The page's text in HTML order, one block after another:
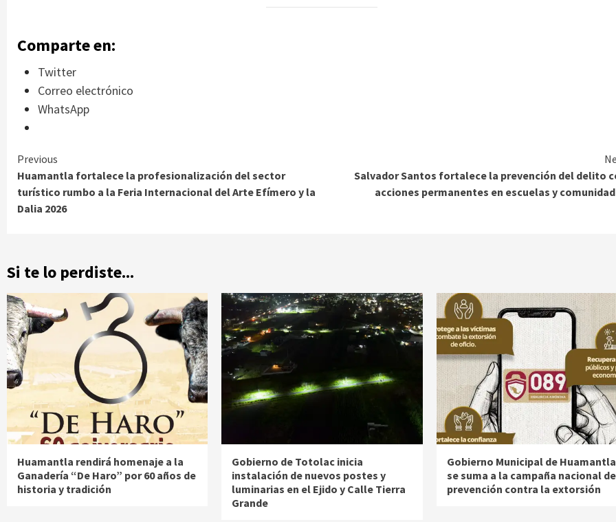
Comparte en:
Twitter
Correo electrónico
WhatsApp
Continue
Reading
Previous
Huamantla fortalece la profesionalización del sector
turístico rumbo a la Feria Internacional del Arte Efímero y la
Dalia 2026
Salvador Santos fortalece la prevención del delito
acciones permanentes en escuelas y
Si te lo perdiste...
Huamantla rendirá homenaje a la
Ganadería “De Haro” por 60 años de
historia y tradición
Gobierno de Totolac inicia
instalación de nuevos postes y
luminarias en el Ejido y Calle Tierra
Grande
Gobierno Municipal de Huamantla
se suma a la campaña nacional de
prevención contra la extorsión